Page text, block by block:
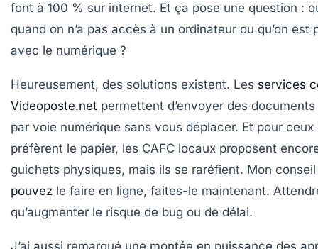
font à 100 % sur internet. Et ça pose une question :
quand on n’a pas accès à un ordinateur ou qu’on est
avec le numérique ?
Heureusement, des solutions existent. Les services
Videoposte.net permettent d’envoyer des
par voie numérique sans vous déplacer. Et pour ceux
préfèrent le papier, les CAFC locaux proposent
guichets physiques, mais ils se raréfient. Mon
pouvez le faire en ligne, faites-le maintenant.
qu’augmenter le risque de bug ou de délai.